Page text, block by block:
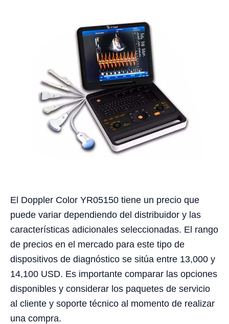
El Doppler Color YR05150 tiene un precio que
puede variar dependiendo del distribuidor y las
características adicionales seleccionadas. El rango
de precios en el mercado para este tipo de
dispositivos de diagnóstico se sitúa entre 13,000 y
14,100 USD. Es importante comparar las opciones
disponibles y considerar los paquetes de servicio
al cliente y soporte técnico al momento de realizar
una compra.